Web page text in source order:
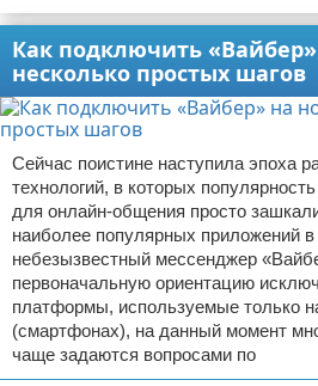
Как подключить «Вайбер»
несколько простых шагов
Сейчас поистине наступила эпоха
технологий, в которых
для онлайн-общения просто
наиболее популярных приложений
небезызвестный мессенджер
первоначальную ориентацию
платформы, используемые только
(смартфонах), на данный момент
чаще задаются вопросами по